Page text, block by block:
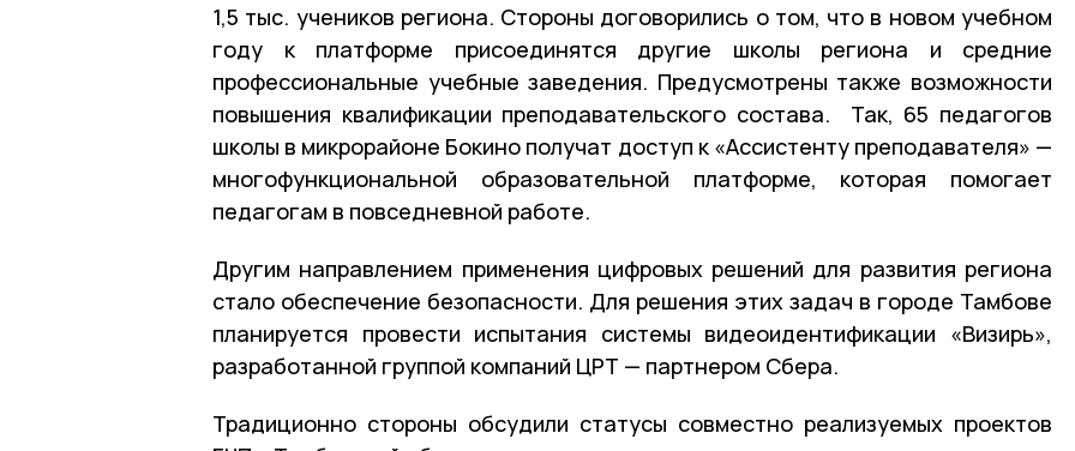
1,5 тыс. учеников региона. Стороны договорились о том, что в новом учебном
году к платформе присоединятся другие школы региона и средние
профессиональные учебные заведения. Предусмотрены также возможности
повышения квалификации преподавательского состава. Так, 65 педагогов
школы в микрорайоне Бокино получат доступ к «Ассистенту преподавателя» —
многофункциональной образовательной платформе, которая помогает
педагогам в повседневной работе.
Другим направлением применения цифровых решений для развития региона
стало обеспечение безопасности. Для решения этих задач в городе Тамбове
планируется провести испытания системы видеоидентификации «Визирь»,
разработанной группой компаний ЦРТ — партнером Сбера.
Традиционно стороны обсудили статусы совместно реализуемых проектов